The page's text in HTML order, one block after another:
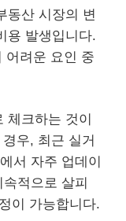
동산 시장의 변
용 발생입니다.
어려운 요인 중
체크하는 것이
우, 최근 실거
서 자주 업데이
적으로 살피
이 가능합니다.